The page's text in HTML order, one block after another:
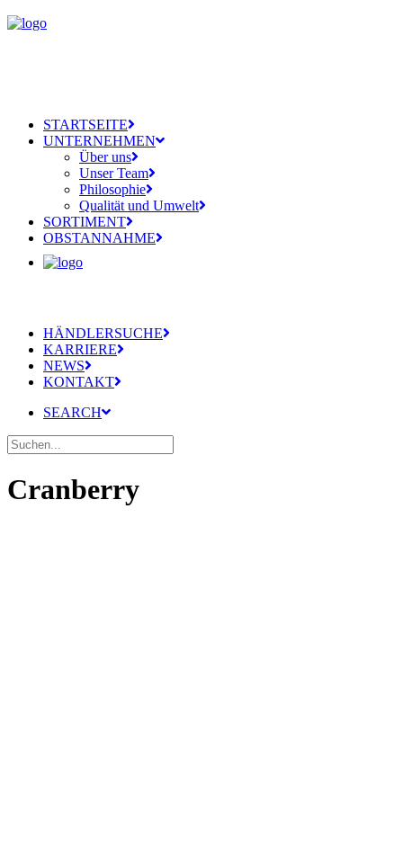
STARTSEITE
UNTERNEHMEN
Über uns
Unser Team
Philosophie
Qualität und Umwelt
SORTIMENT
OBSTANNAHME
HÄNDLERSUCHE
KARRIERE
NEWS
KONTAKT
SEARCH
Cranberry